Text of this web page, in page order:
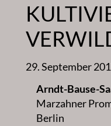
29. September
Arndt-Bause-
Marzahner
Berlin